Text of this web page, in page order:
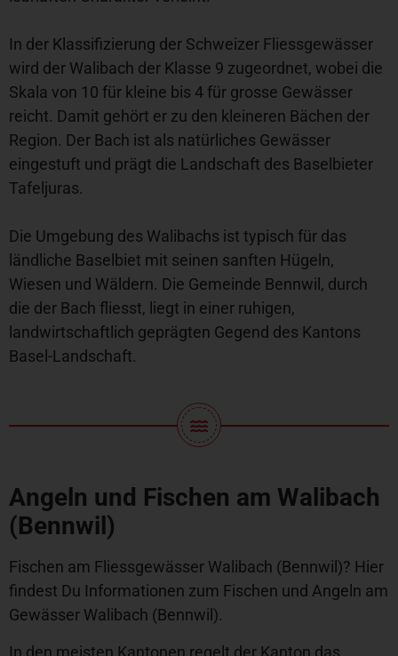
In der Klassifizierung der Schweizer Fliessgewässer
wird der Walibach der Klasse 9 zugeordnet, wobei die
Skala von 10 für kleine bis 4 für grosse Gewässer
reicht. Damit gehört er zu den kleineren Bächen der
Region. Der Bach ist als natürliches Gewässer
eingestuft und prägt die Landschaft des Baselbieter
Tafeljuras.
Die Umgebung des Walibachs ist typisch für das
ländliche Baselbiet mit seinen sanften Hügeln,
Wiesen und Wäldern. Die Gemeinde Bennwil, durch
die der Bach fliesst, liegt in einer ruhigen,
landwirtschaftlich geprägten Gegend des Kantons
Basel-Landschaft.
Angeln und Fischen am Walibach
(Bennwil)
Fischen am Fliessgewässer Walibach (Bennwil)? Hier
findest Du Informationen zum Fischen und Angeln am
Gewässer Walibach (Bennwil).
In den meisten Kantonen regelt der Kanton das